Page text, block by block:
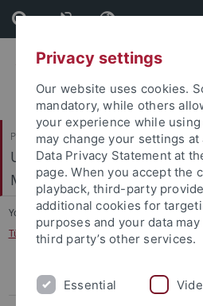
Skip
to
content
Skip
to
footer
Philosophische Fakultät
Ur- und Frühgeschichte und
Mittelalters
You are here: Startseite
...
Tübinger Schriften zur Ur- und
Mitarbeiter
Privacy settings
Our website uses cookies.
mandatory, while others
your experience while
may change your settings
Data Privacy Statement at
page. When you accept the
playback, third-party
additional cookies for
purposes and your data
third party’s other services.
Essential